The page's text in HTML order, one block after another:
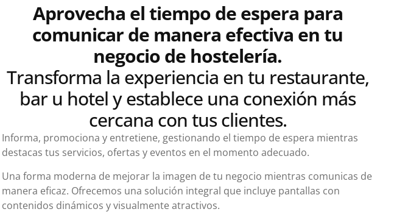
Aprovecha el tiempo de espera para
comunicar de manera efectiva en tu
negocio de hostelería.
Transforma la experiencia en tu restaurante,
bar u hotel y establece una conexión más
cercana con tus clientes.
Informa, promociona y entretiene, gestionando el tiempo de espera mientras
destacas tus servicios, ofertas y eventos en el momento adecuado.
Una forma moderna de mejorar la imagen de tu negocio mientras comunicas de
manera eficaz. Ofrecemos una solución integral que incluye pantallas con
contenidos dinámicos y visualmente atractivos.